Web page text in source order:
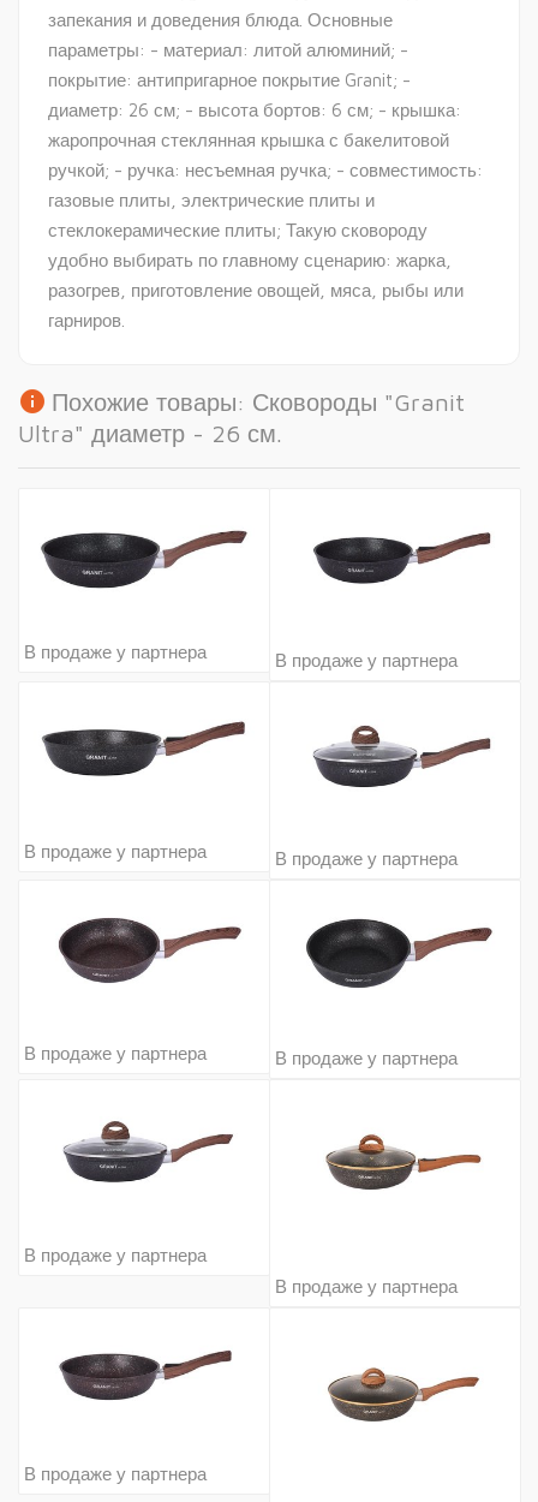
запекания и доведения блюда. Основные
параметры: - материал: литой алюминий; -
покрытие: антипригарное покрытие Granit; -
диаметр: 26 см; - высота бортов: 6 см; - крышка:
жаропрочная стеклянная крышка с бакелитовой
ручкой; - ручка: несъемная ручка; - совместимость:
газовые плиты, электрические плиты и
стеклокерамические плиты; Такую сковороду
удобно выбирать по главному сценарию: жарка,
разогрев, приготовление овощей, мяса, рыбы или
гарниров.
info Похожие товары: Сковороды "Granit
Ultra" диаметр - 26 см.
В продаже у партнера В продаже у партнера
В продаже у партнера В продаже у партнера
В продаже у партнера В продаже у партнера
В продаже у партнера
В продаже у партнера
В продаже у партнера